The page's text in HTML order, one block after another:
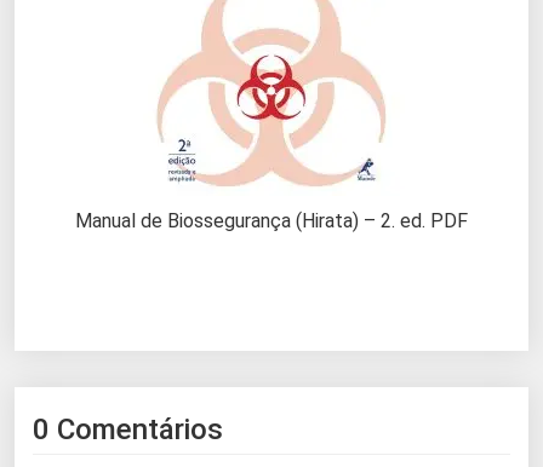
Manual de Biossegurança (Hirata) – 2. ed. PDF
0 Comentários